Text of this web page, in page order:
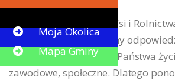
W Instytucie Rozwoju Wsi i
Akademii Nauk szukamy
pandemia wpłynęła na Państwa
zawodowe, społeczne. Dlatego
Button
Moja Okolica
Mapa Gminy